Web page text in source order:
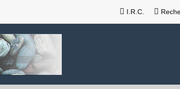
I.R.C.